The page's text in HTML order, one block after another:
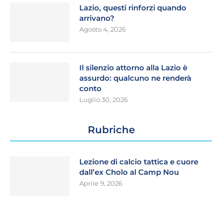
Lazio, questi rinforzi quando
arrivano?
Agosto 4, 2026
Il silenzio attorno alla Lazio è
assurdo: qualcuno ne renderà
conto
Luglio 30, 2026
Rubriche
Lezione di calcio tattica e cuore
dall’ex Cholo al Camp Nou
Aprile 9, 2026